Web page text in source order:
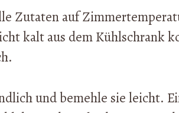
Zutaten auf
kalt aus dem Kühlschrank
und bemehle sie leicht.